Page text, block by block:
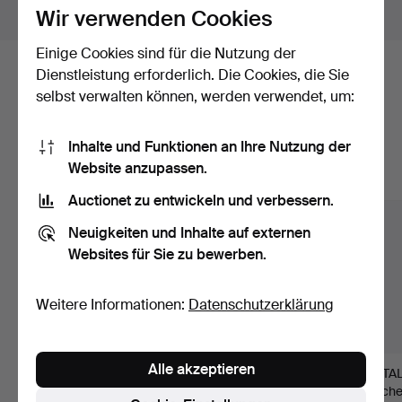
Objekte außerhalb Schweden zeigen
Hier sind Objekte aus unserem
übereinstimmen.
SCHNAPPSKARAFFEN
KLUCKFLASCHE und
KRANZFLASCHE,
Wir verwenden Cookies
Einige Cookies sind für die Nutzung der
Dienstleistung erforderlich. Die Cookies, die Sie
selbst verwalten können, werden verwendet, um:
Inhalte und Funktionen an Ihre Nutzung der
Website anzupassen.
Auctionet zu entwickeln und verbessern.
Neuigkeiten und Inhalte auf externen
Websites für Sie zu bewerben.
Weitere Informationen: Datenschutzerklärung
Alle akzeptieren